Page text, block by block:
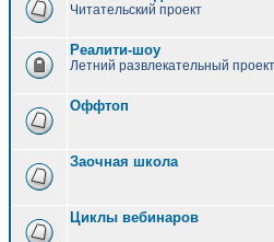
Читательский проект
Реалити-шоу
Летний развлекательный проект
Оффтоп
Заочная школа
Циклы вебинаров